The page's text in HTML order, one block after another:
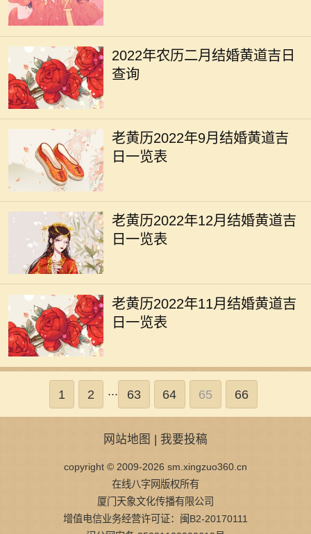
2022年农历二月结婚黄道吉日
查询
老黄历2022年9月结婚黄道吉
日一览表
老黄历2022年12月结婚黄道吉
日一览表
老黄历2022年11月结婚黄道吉
日一览表
1 2 ... 63 64 65 66
网站地图 我要投稿
copyright © 2009-2026 sm.xingzuo360.cn
在线八字网版权所有
厦门天象文化传播有限公司
增值电信业务经营许可证：闽B2-20170111